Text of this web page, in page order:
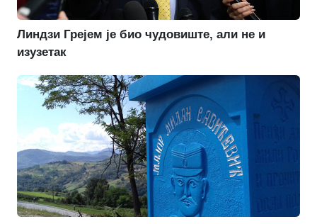
Линдзи Грејем је био чудовиште, али не и
изузетак